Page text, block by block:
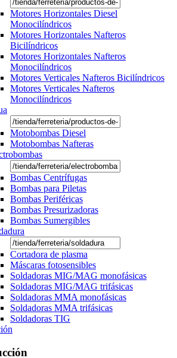
Motores Horizontales Diesel
Monocilíndricos
Motores Horizontales Nafteros
Bicilíndricos
Motores Horizontales Nafteros
Monocilíndricos
Motores Verticales Nafteros Bicilíndricos
Motores Verticales Nafteros
Monocilíndricos
Motobombas Diesel
Motobombas Nafteras
Bombas Centrífugas
Bombas para Piletas
Bombas Periféricas
Bombas Presurizadoras
Bombas Sumergibles
Cortadora de plasma
Máscaras fotosensibles
Soldadoras MIG/MAG monofásicas
Soldadoras MIG/MAG trifásicas
Soldadoras MMA monofásicas
Soldadoras MMA trifásicas
Soldadoras TIG